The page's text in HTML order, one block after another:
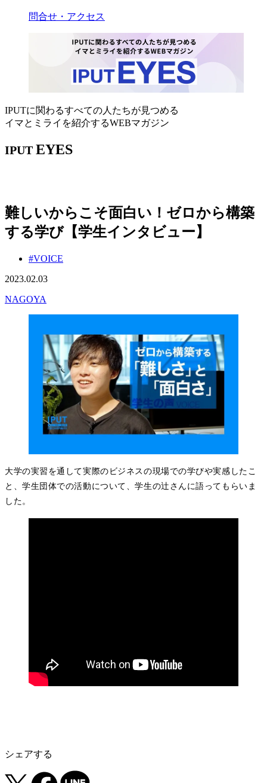
問合せ・アクセス
IPUTに関わるすべての人たちが見つめる
イマとミライを紹介するWEBマガジン
IPUT EYES
難しいからこそ面白い！ゼロから構築
する学び【学生インタビュー】
#VOICE
2023.02.03
NAGOYA
大学の実習を通して実際のビジネスの現場での学びや実感したこ
と、学生団体での活動について、学生の辻さんに語ってもらいま
した。
シェアする